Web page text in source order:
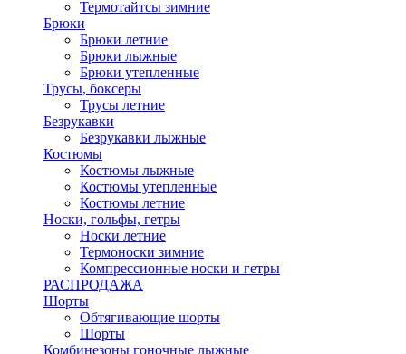
Термотайтсы зимние
Брюки
Брюки летние
Брюки лыжные
Брюки утепленные
Трусы, боксеры
Трусы летние
Безрукавки
Безрукавки лыжные
Костюмы
Костюмы лыжные
Костюмы утепленные
Костюмы летние
Носки, гольфы, гетры
Носки летние
Термоноски зимние
Компрессионные носки и гетры
РАСПРОДАЖА
Шорты
Обтягивающие шорты
Шорты
Комбинезоны гоночные лыжные